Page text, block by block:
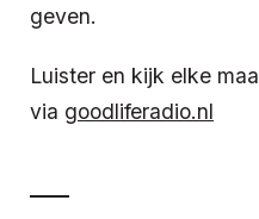
geven.
Luister en kijk elke
via goodliferadio.nl